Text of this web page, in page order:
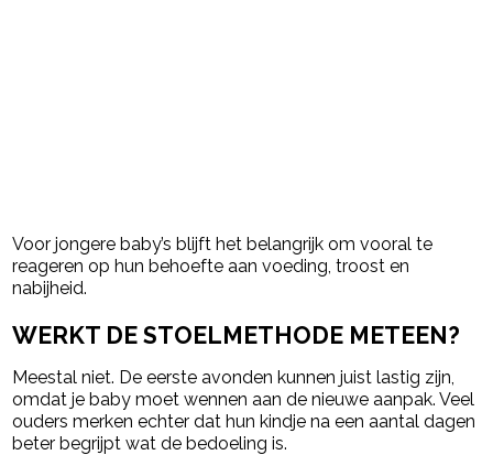
Voor jongere baby’s blijft het belangrijk om vooral te
reageren op hun behoefte aan voeding, troost en
nabijheid.
WERKT DE STOELMETHODE METEEN?
Meestal niet. De eerste avonden kunnen juist lastig zijn,
omdat je baby moet wennen aan de nieuwe aanpak. Veel
ouders merken echter dat hun kindje na een aantal dagen
beter begrijpt wat de bedoeling is.